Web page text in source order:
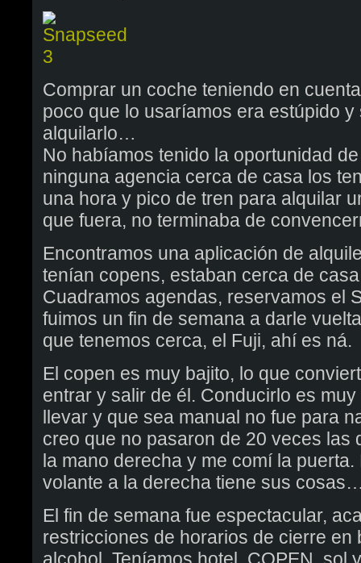
Comprar un coche teniendo en
poco que lo usaríamos era estúpido
alquilarlo…
No habíamos tenido la oportunidad
ninguna agencia cerca de casa los
una hora y pico de tren para alquilar
que fuera, no terminaba de
Encontramos una aplicación de
tenían copens, estaban cerca de
Cuadramos agendas, reservamos el
fuimos un fin de semana a darle
que tenemos cerca, el Fuji, ahí es ná.
El copen es muy bajito, lo que
entrar y salir de él. Conducirlo es
llevar y que sea manual no fue para
creo que no pasaron de 20 veces las
la mano derecha y me comí la
volante a la derecha tiene sus
El fin de semana fue espectacular,
restricciones de horarios de cierre en
alcohol. Teníamos hotel, COPEN, sol